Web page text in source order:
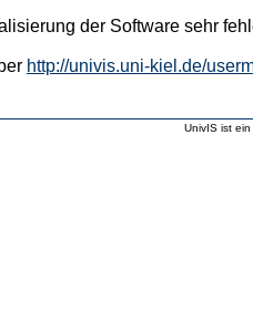
der Software sehr
http://univis.uni-kiel.de/
UnivIS ist